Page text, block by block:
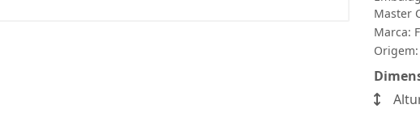
Master
Marca: